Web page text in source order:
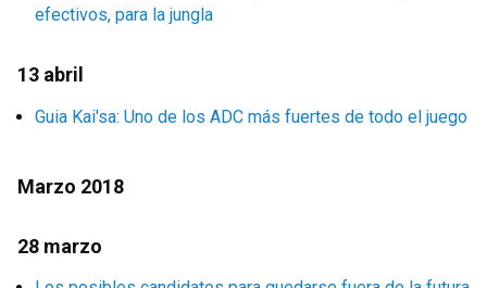
efectivos, para la jungla
13 abril
Guia Kai'sa: Uno de los ADC más fuertes de todo el juego
Marzo 2018
28 marzo